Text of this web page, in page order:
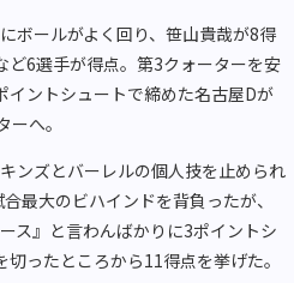
ボールがよく回り、笹山貴哉が8得
ど6選手が得点。第3クォーターを安
ントシュートで締めた名古屋Dが
へ。
ンズとバーレルの個人技を止められ
最大のビハインドを背負ったが、
ス』と言わんばかりに3ポイントシ
ったところから11得点を挙げた。